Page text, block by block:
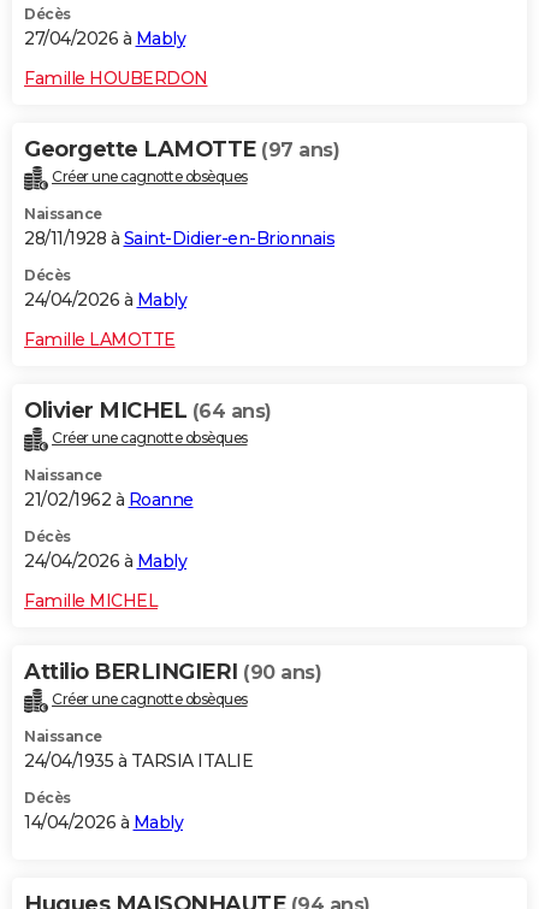
Décès
27/04/2026 à Mably
Famille HOUBERDON
Georgette LAMOTTE (97 ans)
Créer une cagnotte obsèques
Naissance
28/11/1928 à Saint-Didier-en-Brionnais
Décès
24/04/2026 à Mably
Famille LAMOTTE
Olivier MICHEL (64 ans)
Créer une cagnotte obsèques
Naissance
21/02/1962 à Roanne
Décès
24/04/2026 à Mably
Famille MICHEL
Attilio BERLINGIERI (90 ans)
Créer une cagnotte obsèques
Naissance
24/04/1935 à TARSIA ITALIE
Décès
14/04/2026 à Mably